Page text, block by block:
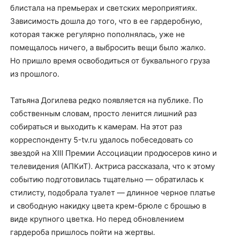
блистала на премьерах и светских мероприятиях.
Зависимость дошла до того, что в ее гардеробную,
которая также регулярно пополнялась, уже не
помещалось ничего, а выбросить вещи было жалко.
Но пришло время освободиться от буквального груза
из прошлого.
Татьяна Догилева редко появляется на публике. По
собственным словам, просто ленится лишний раз
собираться и выходить к камерам. На этот раз
корреспонденту 5-tv.ru удалось побеседовать со
звездой на XIII Премии Ассоциации продюсеров кино и
телевидения (АПКиТ). Актриса рассказала, что к этому
событию подготовилась тщательно — обратилась к
стилисту, подобрала туалет — длинное черное платье
и свободную накидку цвета крем-брюле с брошью в
виде крупного цветка. Но перед обновлением
гардероба пришлось пойти на жертвы.